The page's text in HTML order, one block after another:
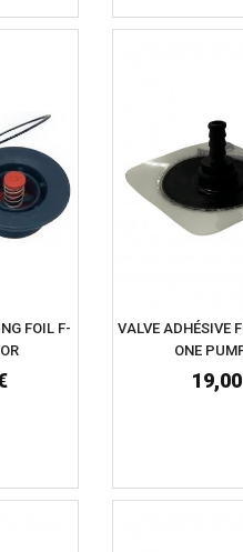
FOIL F-
VALVE ADHÉSIVE
ONE